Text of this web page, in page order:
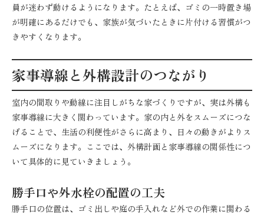
員が迷わず動けるようになります。たとえば、ゴミの一時置き場
が明確にあるだけでも、家族が気づいたときに片付ける習慣がつ
きやすくなります。
家事導線と外構設計のつながり
室内の間取りや動線に注目しがちな家づくりですが、実は外構も
家事導線に大きく関わっています。家の内と外をスムーズにつな
げることで、生活の利便性がさらに高まり、日々の動きがよりス
ムーズになります。ここでは、外構計画と家事導線の関係性につ
いて具体的に見ていきましょう。
勝手口や外水栓の配置の工夫
勝手口の位置は、ゴミ出しや庭の手入れなど外での作業に関わる